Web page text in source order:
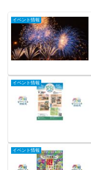
イベント情報
イベント情報
イベント情報